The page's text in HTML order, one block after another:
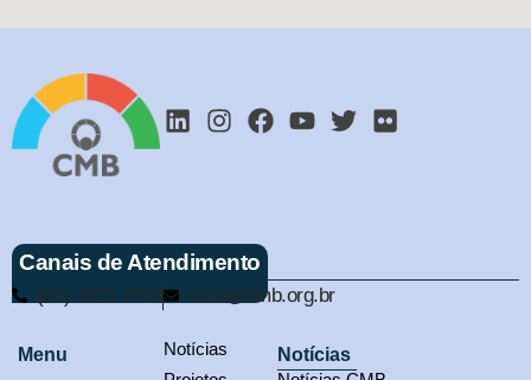
Canais de Atendimento
(61) 3321-9563 cmb@cmb.org.br
Menu
Notícias
Notícias